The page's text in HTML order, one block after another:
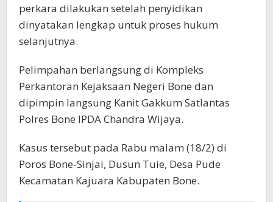
perkara dilakukan setelah penyidikan
dinyatakan lengkap untuk proses hukum
selanjutnya.
Pelimpahan berlangsung di Kompleks
Perkantoran Kejaksaan Negeri Bone dan
dipimpin langsung Kanit Gakkum Satlantas
Polres Bone IPDA Chandra Wijaya.
Kasus tersebut pada Rabu malam (18/2) di
Poros Bone-Sinjai, Dusun Tuie, Desa Pude
Kecamatan Kajuara Kabupaten Bone.